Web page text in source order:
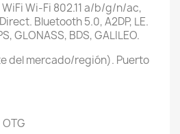
WiFiWi-Fi 802.11 a/b/g/n/ac,
Bluetooth 5.0, A2DP, LE.
GLONASS, BDS, GALILEO.
del mercado/región). Puerto